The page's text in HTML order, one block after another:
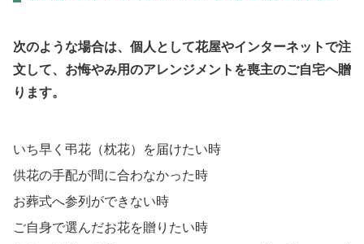
次のような場合は、個人として花屋やインターネットで注
文して、お悔やみ用のアレンジメントを喪主のご自宅へ贈
ります。
いち早く弔花（枕花）を届けたい時
供花の手配が間に合わなかった時
お葬式へ参列ができない時
ご自身で選んだお花を贈りたい時